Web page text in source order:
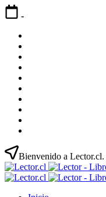
Saltar
contenido
-
Bienvenido a Lector.cl.
Revista